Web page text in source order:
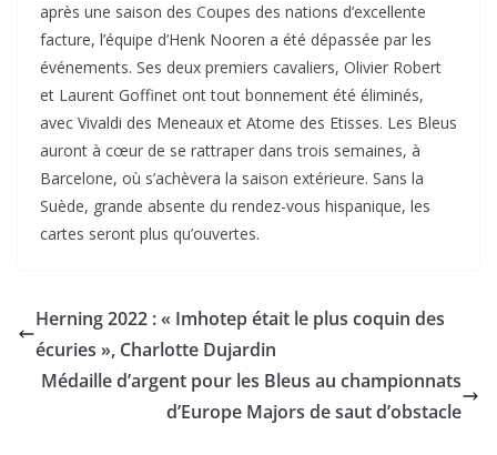
après une saison des Coupes des nations d’excellente
facture, l’équipe d’Henk Nooren a été dépassée par les
événements. Ses deux premiers cavaliers, Olivier Robert
et Laurent Goffinet ont tout bonnement été éliminés,
avec Vivaldi des Meneaux et Atome des Etisses. Les Bleus
auront à cœur de se rattraper dans trois semaines, à
Barcelone, où s’achèvera la saison extérieure. Sans la
Suède, grande absente du rendez-vous hispanique, les
cartes seront plus qu’ouvertes.
Herning 2022 : « Imhotep était le plus coquin des
écuries », Charlotte Dujardin
Médaille d’argent pour les Bleus au championnats
d’Europe Majors de saut d’obstacle